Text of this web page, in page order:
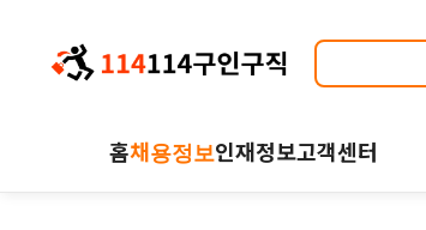
홈채용정보인재정보고객센터